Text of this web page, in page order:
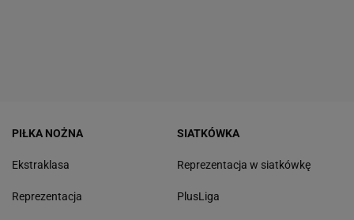
PIŁKA NOŻNA
Ekstraklasa
Reprezentacja
SIATKÓWKA
Reprezentacja w siatkówkę
PlusLiga